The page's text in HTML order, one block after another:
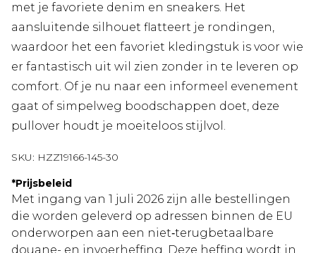
met je favoriete denim en sneakers. Het
aansluitende silhouet flatteert je rondingen,
waardoor het een favoriet kledingstuk is voor wie
er fantastisch uit wil zien zonder in te leveren op
comfort. Of je nu naar een informeel evenement
gaat of simpelweg boodschappen doet, deze
pullover houdt je moeiteloos stijlvol.
SKU: HZZ19166-145-30
*Prijsbeleid
Met ingang van 1 juli 2026 zijn alle bestellingen
die worden geleverd op adressen binnen de EU
onderworpen aan een niet‑terugbetaalbare
douane- en invoerheffing. Deze heffing wordt in